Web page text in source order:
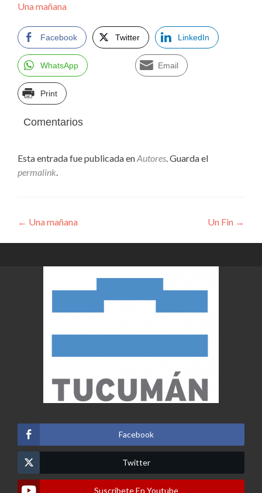
Una mañana
Facebook Twitter LinkedIn
WhatsApp Email
Print
Comentarios
Esta entrada fue publicada enAutores. Guarda el
permalink.
Navegación
de
entradas
← Una mañana Un Fin →
Facebook
Twitter
Suscribete En Youtube